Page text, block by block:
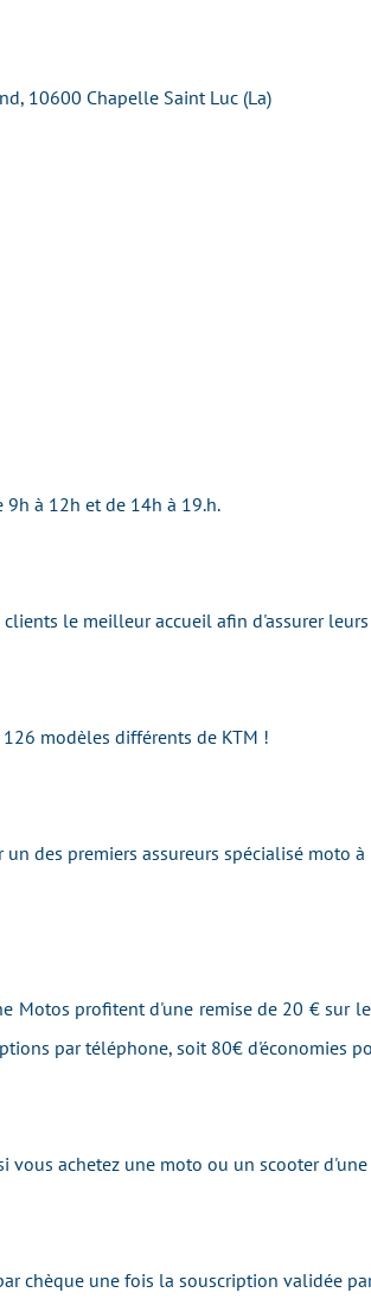
10600 Chapelle Saint Luc (La)
9h à 12h et de 14h à 19.h.
le meilleur accueil afin d'assurer
modèles différents de KTM !
un des premiers assureurs spécialisé moto
Motos profitent d'une remise de 20 € sur
par téléphone, soit 80€ d'économies
vous achetez une moto ou un scooter
chèque une fois la souscription validée